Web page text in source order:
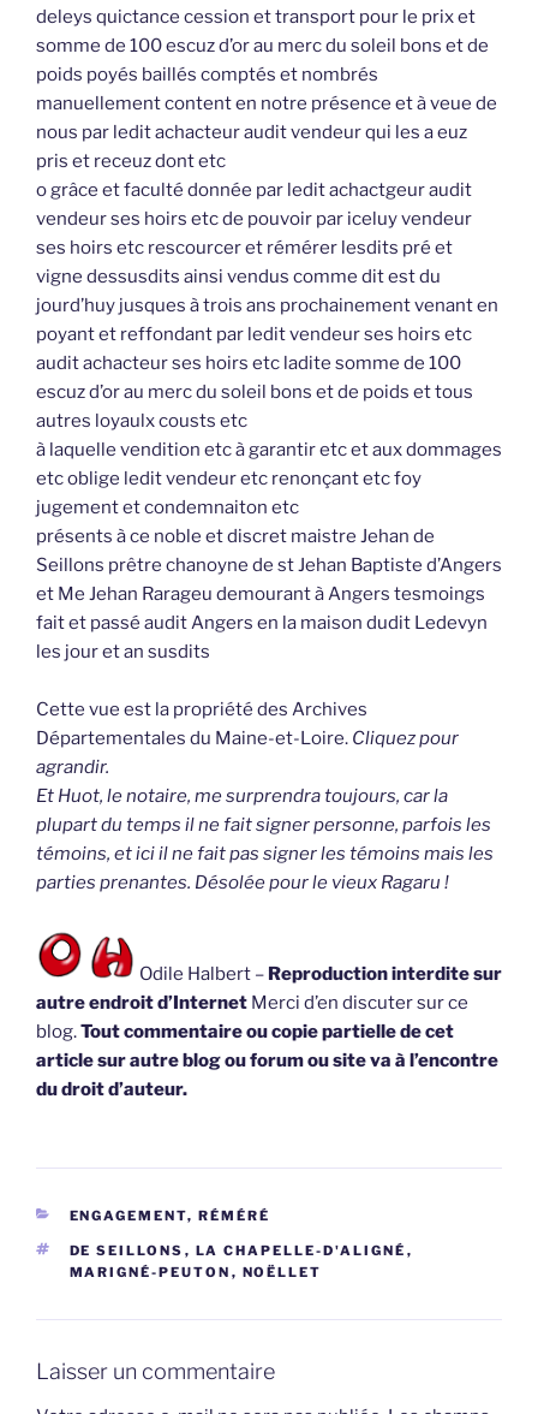
deleys quictance cession et transport pour le prix et
somme de 100 escuz d’or au merc du soleil bons et de
poids poyés baillés comptés et nombrés
manuellement content en notre présence et à veue de
nous par ledit achacteur audit vendeur qui les a euz
pris et receuz dont etc
o grâce et faculté donnée par ledit achactgeur audit
vendeur ses hoirs etc de pouvoir par iceluy vendeur
ses hoirs etc rescourcer et rémérer lesdits pré et
vigne dessusdits ainsi vendus comme dit est du
jourd’huy jusques à trois ans prochainement venant en
poyant et reffondant par ledit vendeur ses hoirs etc
audit achacteur ses hoirs etc ladite somme de 100
escuz d’or au merc du soleil bons et de poids et tous
autres loyaulx cousts etc
à laquelle vendition etc à garantir etc et aux dommages
etc oblige ledit vendeur etc renonçant etc foy
jugement et condemnaiton etc
présents à ce noble et discret maistre Jehan de
Seillons prêtre chanoyne de st Jehan Baptiste d’Angers
et Me Jehan Rarageu demourant à Angers tesmoings
fait et passé audit Angers en la maison dudit Ledevyn
les jour et an susdits
Cette vue est la propriété des Archives
Départementales du Maine-et-Loire. Cliquez pour
agrandir.
Et Huot, le notaire, me surprendra toujours, car la
plupart du temps il ne fait signer personne, parfois les
témoins, et ici il ne fait pas signer les témoins mais les
parties prenantes. Désolée pour le vieux Ragaru !
Odile Halbert – Reproduction interdite sur
autre endroit d’Internet Merci d’en discuter sur ce
blog.Tout commentaire ou copie partielle de cet
article sur autre blog ou forum ou site va à l’encontre
du droit d’auteur.
CATÉGORIES
ENGAGEMENT, RÉMÉRÉ
ÉTIQUETTES
DE SEILLONS , LA CHAPELLE-D'ALIGNÉ ,
MARIGNÉ-PEUTON , NOËLLET
Laisser un commentaire